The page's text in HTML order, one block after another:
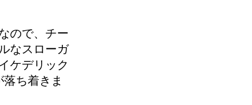
ので、チー
なスローガ
ケデリック
ち着きま